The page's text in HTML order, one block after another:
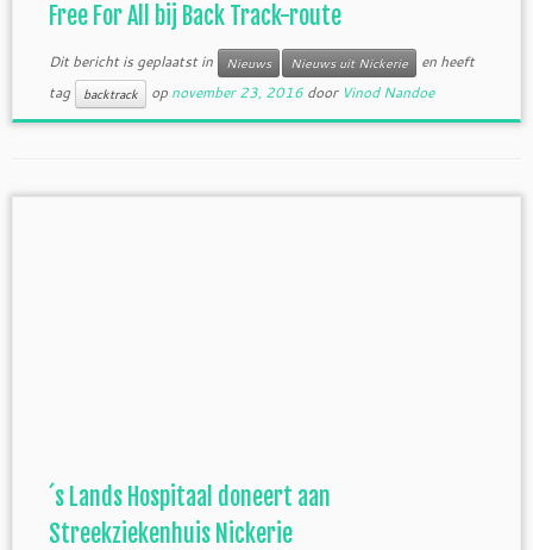
Free For All bij Back Track-route
Dit bericht is geplaatst in Nieuws Nieuws uit Nickerie
en heeft
tag
backtrack op november 23, 2016 door Vinod Nandoe
´s Lands Hospitaal doneert aan
Streekziekenhuis Nickerie